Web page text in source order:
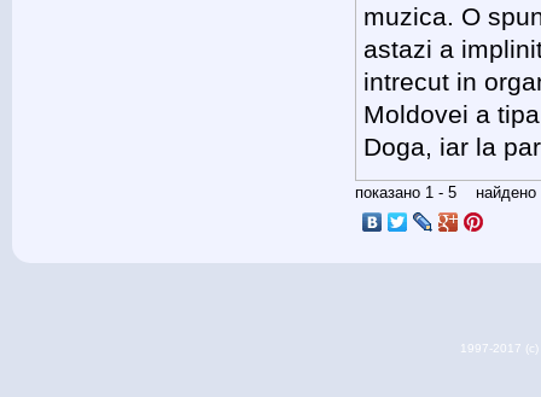
muzica. O
astazi a
intrecut in
Moldovei a
Doga, iar la
показано 1 - 5 найдено
1997-2017